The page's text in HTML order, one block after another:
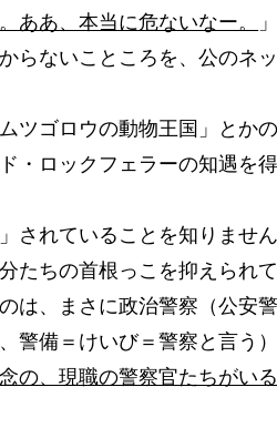
ああ、本当に危ないなー。
」
らないこところを、公のネ
ツゴロウの動物王国」とか
・ロックフェラーの知遇を
されていることを知りませ
たちの首根っこを抑えられ
は、まさに政治警察（公安
警備＝けいび＝警察と言う
の、現職の警察官たちがい